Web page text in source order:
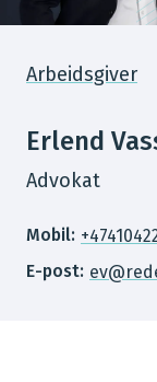
Arbeidsgiver
Erlend
Advokat
Mobil:
E-post: